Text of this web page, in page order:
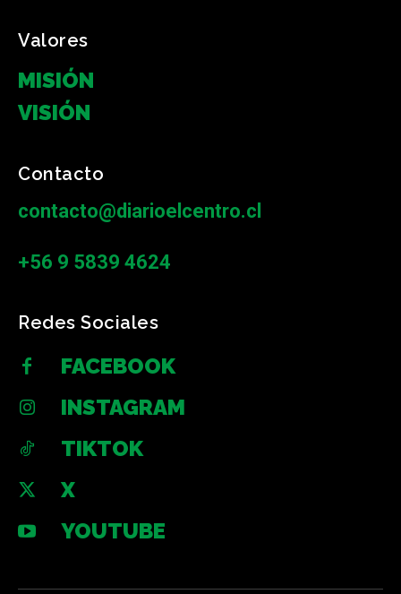
Valores
MISIÓN
VISIÓN
Contacto
contacto@diarioelcentro.cl
+56 9 5839 4624
Redes Sociales
FACEBOOK
INSTAGRAM
TIKTOK
X
YOUTUBE